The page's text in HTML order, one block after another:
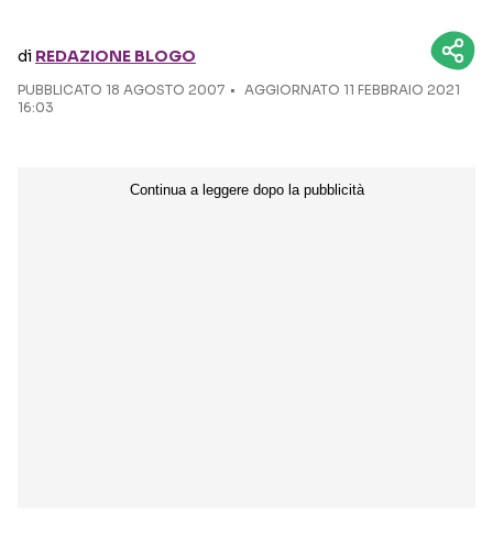
di REDAZIONE BLOGO
PUBBLICATO 18 AGOSTO 2007
AGGIORNATO 11 FEBBRAIO 2021
16:03